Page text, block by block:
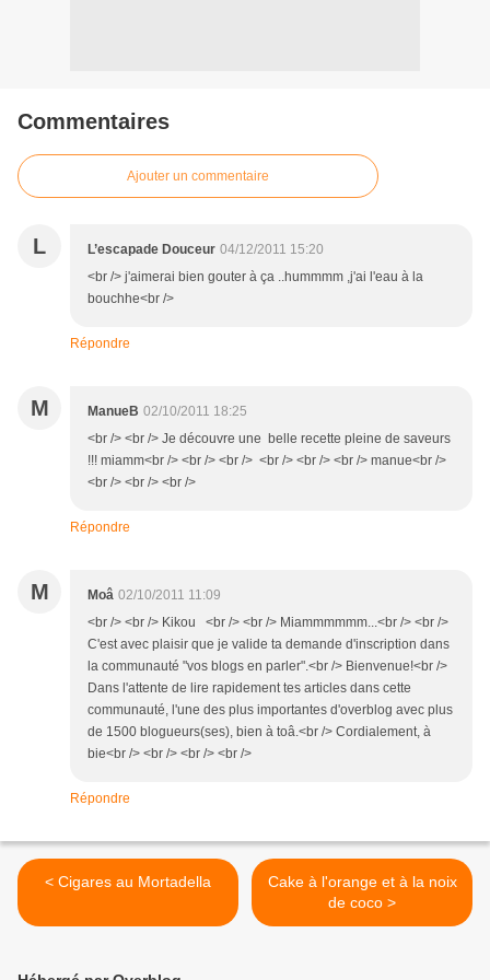
Commentaires
Ajouter un commentaire
L L’escapade Douceur 04/12/2011 15:20
<br /> j'aimerai bien gouter à ça ..hummmm ,j'ai l'eau à la
bouchhe<br />
Répondre
M ManueB 02/10/2011 18:25
<br /> <br /> Je découvre une belle recette pleine de saveurs
!!! miamm<br /> <br /> <br /> <br /> <br /> <br /> manue<br />
<br /> <br /> <br />
Répondre
M Moâ 02/10/2011 11:09
<br /> <br /> Kikou <br /> <br /> Miammmmmm...<br /> <br />
C'est avec plaisir que je valide ta demande d'inscription dans
la communauté "vos blogs en parler".<br /> Bienvenue!<br />
Dans l'attente de lire rapidement tes articles dans cette
communauté, l'une des plus importantes d'overblog avec plus
de 1500 blogueurs(ses), bien à toâ.<br /> Cordialement, à
bie<br /> <br /> <br /> <br />
Répondre
< Cigares au Mortadella
Cake à l'orange et à la noix
de coco >